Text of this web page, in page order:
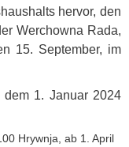
hervor, den
Werchowna Rada,
15. September, im
dem 1. Januar 2024
Hrywnja, ab 1. April